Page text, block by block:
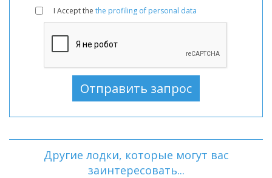
I Accept the the profiling of personal data
Другие лодки, которые могут вас
заинтересовать...